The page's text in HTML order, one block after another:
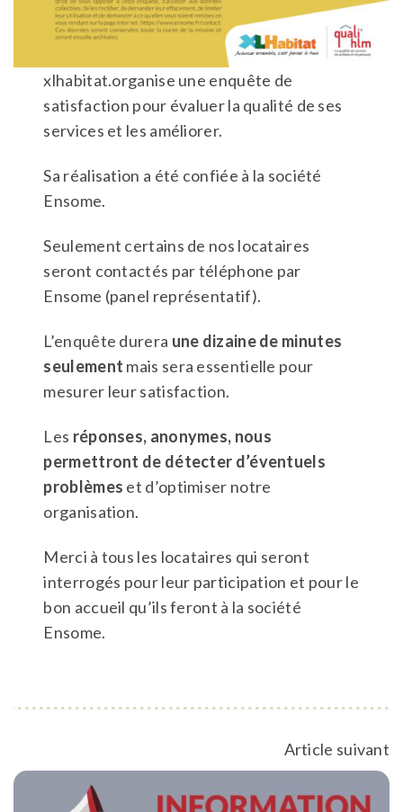
xlhabitat.organise une enquête de
satisfaction pour évaluer la qualité de ses
services et les améliorer.
Sa réalisation a été confiée à la société
Ensome.
Seulement certains de nos locataires
seront contactés par téléphone par
Ensome (panel représentatif).
L’enquête durera une dizaine de minutes
seulement mais sera essentielle pour
mesurer leur satisfaction.
Les réponses, anonymes, nous
permettront de détecter d’éventuels
problèmes et d’optimiser notre
organisation.
Merci à tous les locataires qui seront
interrogés pour leur participation et pour le
bon accueil qu’ils feront à la société
Ensome.
Article suivant